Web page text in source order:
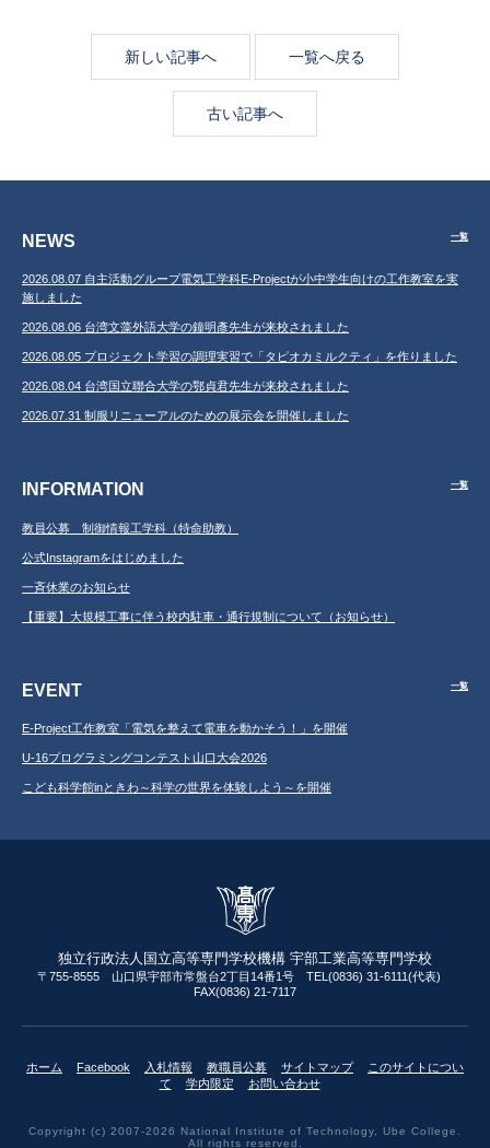
新しい記事へ 一覧へ戻る
古い記事へ
NEWS 一覧
2026.08.07 自主活動グループ電気工学科E-Projectが小中学生向けの工作教室を実
施しました
2026.08.06 台湾文藻外語大学の鐘明彥先生が来校されました
2026.08.05 プロジェクト学習の調理実習で「タピオカミルクティ」を作りました
2026.08.04 台湾国立聯合大学の鄂貞君先生が来校されました
2026.07.31 制服リニューアルのための展示会を開催しました
INFORMATION 一覧
教員公募 制御情報工学科（特命助教）
公式Instagramをはじめました
一斉休業のお知らせ
【重要】大規模工事に伴う校内駐車・通行規制について（お知らせ）
EVENT 一覧
E-Project工作教室「電気を整えて電車を動かそう！」を開催
U-16プログラミングコンテスト山口大会2026
こども科学館inときわ～科学の世界を体験しよう～を開催
独立行政法人国立高等専門学校機構 宇部工業高等専門学校
〒755-8555 山口県宇部市常盤台2丁目14番1号 TEL(0836) 31-6111(代表)
FAX(0836) 21-7117
ホーム Facebook 入札情報 教職員公募 サイトマップ
このサイトについ
て
学内限定 お問い合わせ
Copyright (c) 2007-2026 National Institute of Technology, Ube College.
All rights reserved.